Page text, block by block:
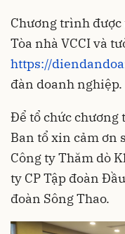
Chương trình
Tòa nhà VCCI và
https://
đàn doanh nghiệp.
Để tổ chức
Ban tổ xin cảm ơn
Công ty Thăm dò
ty CP Tập đoàn
đoàn Sông Thao.